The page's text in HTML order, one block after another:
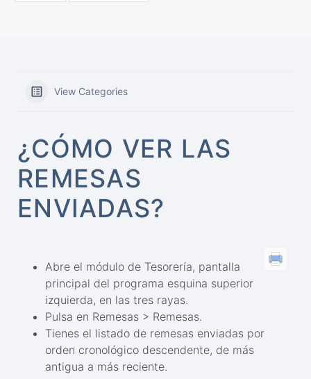
View Categories
¿CÓMO VER LAS
REMESAS
ENVIADAS?
Abre el módulo de Tesorería, pantalla
principal del programa esquina superior
izquierda, en las tres rayas.
Pulsa en Remesas > Remesas.
Tienes el listado de remesas enviadas por
orden cronológico descendente, de más
antigua a más reciente.